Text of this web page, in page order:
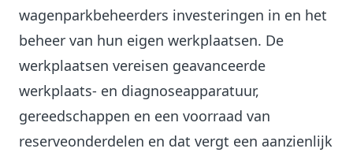
wagenparkbeheerders investeringen in en het
beheer van hun eigen werkplaatsen. De
werkplaatsen vereisen geavanceerde
werkplaats- en diagnoseapparatuur,
gereedschappen en een voorraad van
reserveonderdelen en dat vergt een aanzienlijk